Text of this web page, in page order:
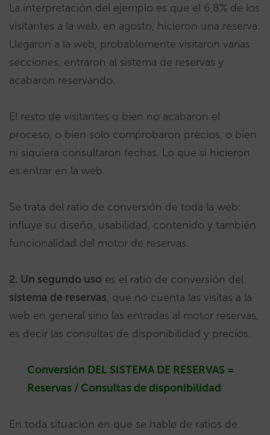
La interpretación del ejemplo es que el 6,8% de los
visitantes a la web, en agosto, hicieron una reserva.
Llegaron a la web, probablemente visitaron varias
secciones, entraron al sistema de reservas y
acabaron reservando.
El resto de visitantes o bien no acabaron el
proceso, o bien solo comprobaron precios, o bien
ni siquiera consultaron fechas. Lo que si hicieron
es entrar en la web.
Se trata del ratio de conversión de toda la web:
influye su diseño, usabilidad, contenido y también
funcionalidad del motor de reservas.
2. Un segundo uso es el ratio de conversión del
sistema de reservas, que no cuenta las visitas a la
web en general sino las entradas al motor reservas,
es decir las consultas de disponibilidad y precios.
Conversión DEL SISTEMA DE RESERVAS =
Reservas / Consultas de disponibilidad
En toda situación en que se hable de ratios de